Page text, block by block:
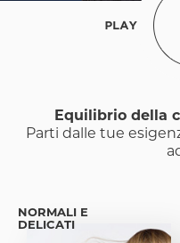
Equilibrio della
Parti dalle tue
NORMALI E
DELICATI